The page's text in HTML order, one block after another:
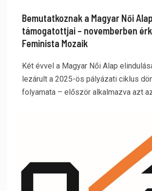
Bemutatkoznak a Magyar Női
támogatottjai – novemberben
Feminista Mozaik
Két évvel a Magyar Női Alap
lezárult a 2025-ös pályázati ciklus
folyamata – először alkalmazva azt